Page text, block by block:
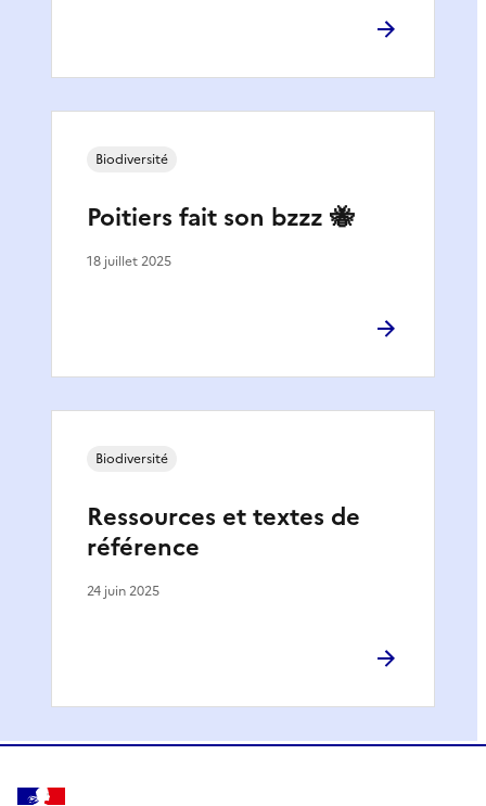
Poitiers fait son bzzz 🐝
Biodiversité
18 juillet 2025
Ressources et textes de
référence
Biodiversité
24 juin 2025